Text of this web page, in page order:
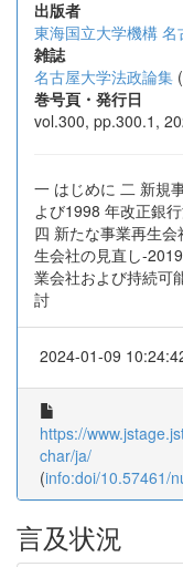
出版者
東海国立大学機構
雑誌
名古屋大学法政論集 (
巻号頁・発行日
vol.300, pp.300.1,
一 はじめに 二 新規
よび1998 年改正銀
四 新たな事業再生
生会社の見直し-
業会社および持続可
討
2024-01-09
https://
char/ja/
(info:doi/10.57461/
言及状況